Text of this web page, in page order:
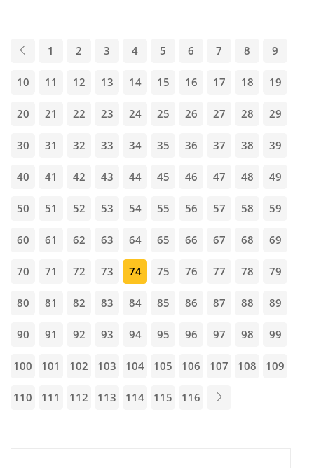
1 2 3 4 5 6 7 8 9
10 11 12 13 14 15 16 17 18 19
20 21 22 23 24 25 26 27 28 29
30 31 32 33 34 35 36 37 38 39
40 41 42 43 44 45 46 47 48 49
50 51 52 53 54 55 56 57 58 59
60 61 62 63 64 65 66 67 68 69
70 71 72 73 74 75 76 77 78 79
80 81 82 83 84 85 86 87 88 89
90 91 92 93 94 95 96 97 98 99
100 101 102 103 104 105 106 107 108 109
110 111 112 113 114 115 116